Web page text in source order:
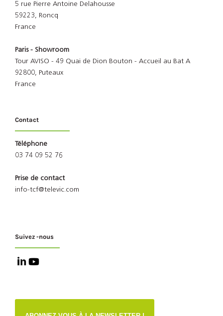
5 rue Pierre Antoine Delahousse
59223, Roncq
France
Paris - Showroom
Tour AVISO - 49 Quai de Dion Bouton - Accueil au Bat A
92800, Puteaux
France
Contact
Téléphone
03 74 09 52 76
Prise de contact
info-tcf@televic.com
Suivez -nous